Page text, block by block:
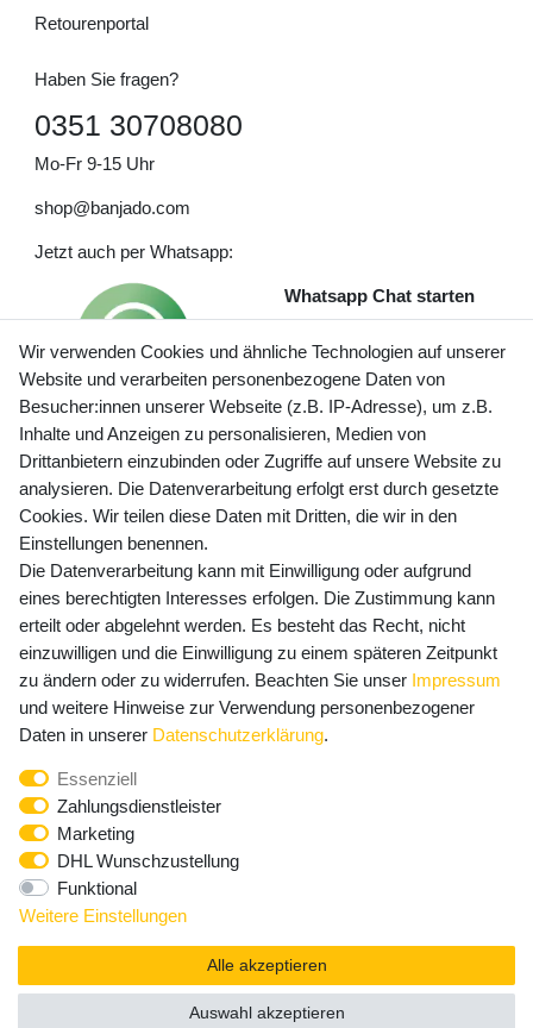
Retourenportal
Haben Sie fragen?
0351 30708080
Mo-Fr 9-15 Uhr
shop@banjado.com
Jetzt auch per Whatsapp:
Whatsapp Chat starten
Preisangaben inkl. gesetzl. MwSt. und zzgl. Service- und
Versandkosten
Newsletter Anmeldung - Keine Angebote
mehr verpassen!
E-MAIL **
Newsletter
Honig
Hiermit bestätige ich, dass ich dieDaten­schutz­erklärung
widerrufen.**
Abonnieren
** Hierbei handelt es sich um ein Pflichtfeld.
Wir verwenden Cookies und ähnliche Technologien auf unserer
Website und verarbeiten personenbezogene Daten von
Besucher:innen unserer Webseite (z.B. IP-Adresse), um z.B.
Inhalte und Anzeigen zu personalisieren, Medien von
Drittanbietern einzubinden oder Zugriffe auf unsere Website zu
analysieren. Die Datenverarbeitung erfolgt erst durch gesetzte
Cookies. Wir teilen diese Daten mit Dritten, die wir in den
Einstellungen benennen.
Die Datenverarbeitung kann mit Einwilligung oder aufgrund
eines berechtigten Interesses erfolgen. Die Zustimmung kann
erteilt oder abgelehnt werden. Es besteht das Recht, nicht
einzuwilligen und die Einwilligung zu einem späteren Zeitpunkt
zu ändern oder zu widerrufen. Beachten Sie unser Impressum
und weitere Hinweise zur Verwendung personenbezogener
Daten in unserer Daten­schutz­erklärung.
Essenziell
Zahlungsdienstleister
Marketing
DHL Wunschzustellung
Funktional
Weitere Einstellungen
Alle akzeptieren
Auswahl akzeptieren